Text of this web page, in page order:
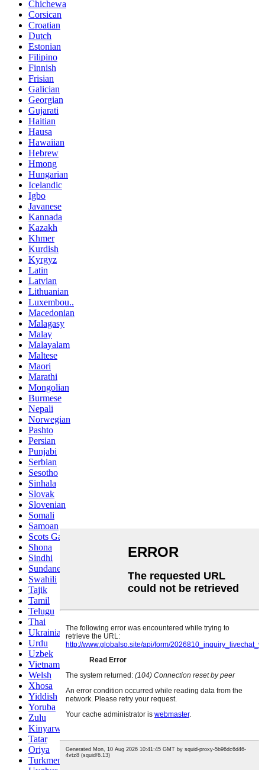
Chichewa
Corsican
Croatian
Dutch
Estonian
Filipino
Finnish
Frisian
Galician
Georgian
Gujarati
Haitian
Hausa
Hawaiian
Hebrew
Hmong
Hungarian
Icelandic
Igbo
Javanese
Kannada
Kazakh
Khmer
Kurdish
Kyrgyz
Latin
Latvian
Lithuanian
Luxembou..
Macedonian
Malagasy
Malay
Malayalam
Maltese
Maori
Marathi
Mongolian
Burmese
Nepali
Norwegian
Pashto
Persian
Punjabi
Serbian
Sesotho
Sinhala
Slovak
Slovenian
Somali
Samoan
Scots Gaelic
Shona
Sindhi
Sundanese
Swahili
Tajik
Tamil
Telugu
Thai
Ukrainian
Urdu
Uzbek
Vietnamese
Welsh
Xhosa
Yiddish
Yoruba
Zulu
Kinyarwanda
Tatar
Oriya
Turkmen